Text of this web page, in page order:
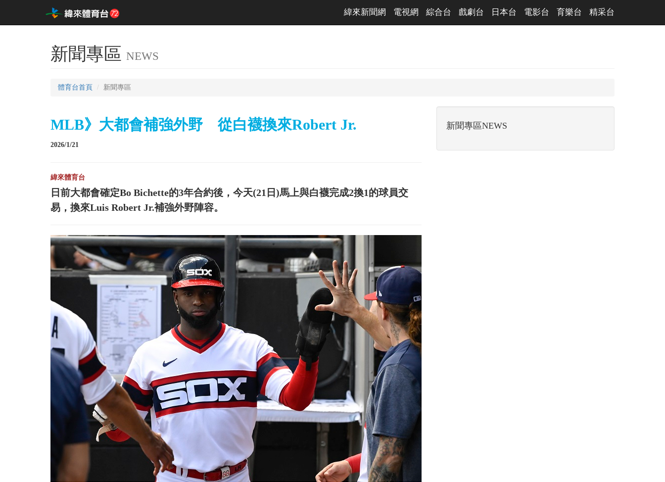
緯來新聞網 電視網 綜合台 戲劇台 日本台 電影台 育樂台 精采台
新聞專區 NEWS
體育台首頁 新聞專區
MLB》大都會補強外野 從白襪換來Robert Jr.
2026/1/21
緯來體育台
日前大都會確定Bo Bichette的3年合約後，今天(21日)馬上與白襪完成2換1的球員交
易，換來Luis Robert Jr.補強外野陣容。
新聞專區NEWS